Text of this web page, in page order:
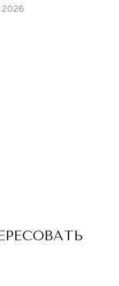
2026
добавить товар в